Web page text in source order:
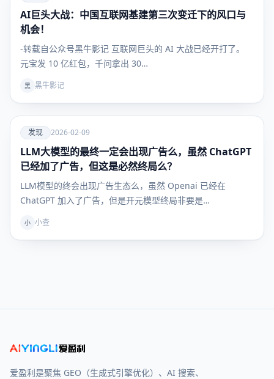
发现
AI巨头大战：中国互联网基建第三次变迁下的风口与
机会！
-转载自公众号黑牛影记 互联网巨头的 AI 大战已经开打了。
元宝发 10 亿红包，千问拿出 30…
黑 黑牛影记
爱
发现
发现 2026-02-09
LLM大模型的最终一定会出现广告么，虽然 ChatGPT
已经加了广告，但这是必然终局么？
LLM模型的终会出现广告生态么，虽然 Openai 已经在
ChatGPT 加入了广告，但是开元模型终局非要是…
小 小查
爱盈利是聚焦 GEO（生成式引擎优化）、AI 搜索、